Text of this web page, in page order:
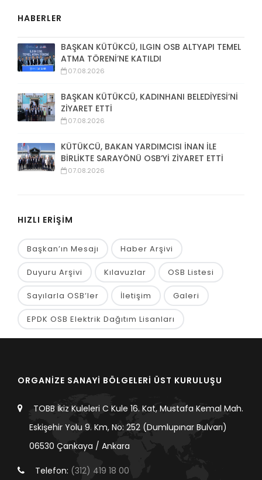
HABERLER
BAŞKAN KÜTÜKCÜ, ILGIN OSB ALTYAPI TEMEL
ATMA TÖRENİ’NE KATILDI
07.08.2026
BAŞKAN KÜTÜKCÜ, KADINHANI BELEDİYESİ’Nİ
ZİYARET ETTİ
07.08.2026
KÜTÜKCÜ, BAKAN YARDIMCISI İNAN İLE
BİRLİKTE SARAYÖNÜ OSB’Yİ ZİYARET ETTİ
07.08.2026
HIZLI ERİŞİM
Başkan’ın Mesajı Haber Arşivi
Duyuru Arşivi Kılavuzlar OSB Listesi
Sayılarla OSB’ler İletişim Galeri
EPDK OSB Elektrik Dağıtım Lisanları
ORGANİZE SANAYİ BÖLGELERİ ÜST KURULUŞU
TOBB İkiz Kuleleri C Kule 16. Kat, Mustafa Kemal Mah.
Eskişehir Yolu 9. Km, No: 252 (Dumlupınar Bulvarı)
06530 Çankaya / Ankara
Telefon: (312) 419 18 00